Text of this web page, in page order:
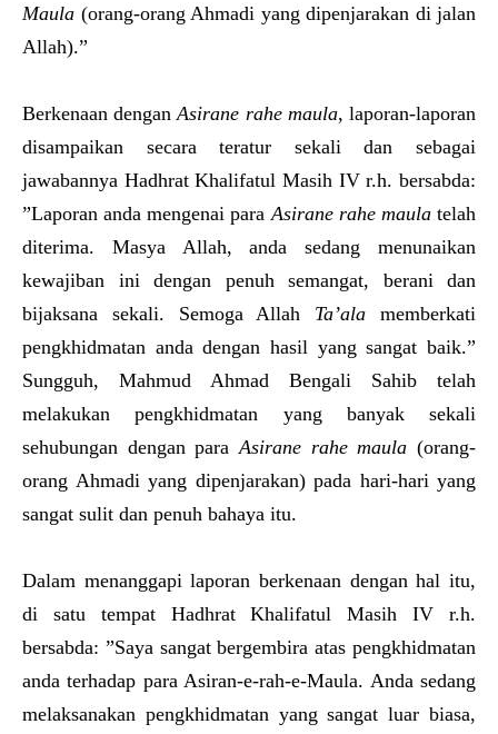
Maula (orang-orang Ahmadi yang dipenjarakan di jalan
Allah).”
Berkenaan denganAsirane rahe maula, laporan-laporan
disampaikan secara teratur sekali dan sebagai
jawabannya Hadhrat Khalifatul Masih IV r.h. bersabda:
”Laporan anda mengenai para Asirane rahe maulatelah
diterima. Masya Allah, anda sedang menunaikan
kewajiban ini dengan penuh semangat, berani dan
bijaksana sekali. Semoga Allah Ta’ala memberkati
pengkhidmatan anda dengan hasil yang sangat baik.”
Sungguh, Mahmud Ahmad Bengali Sahib telah
melakukan pengkhidmatan yang banyak sekali
sehubungan dengan para Asirane rahe maula (orang-
orang Ahmadi yang dipenjarakan) pada hari-hari yang
sangat sulit dan penuh bahaya itu.
Dalam menanggapi laporan berkenaan dengan hal itu,
di satu tempat Hadhrat Khalifatul Masih IV r.h.
bersabda: ”Saya sangat bergembira atas pengkhidmatan
anda terhadap para Asiran-e-rah-e-Maula. Anda sedang
melaksanakan pengkhidmatan yang sangat luar biasa,